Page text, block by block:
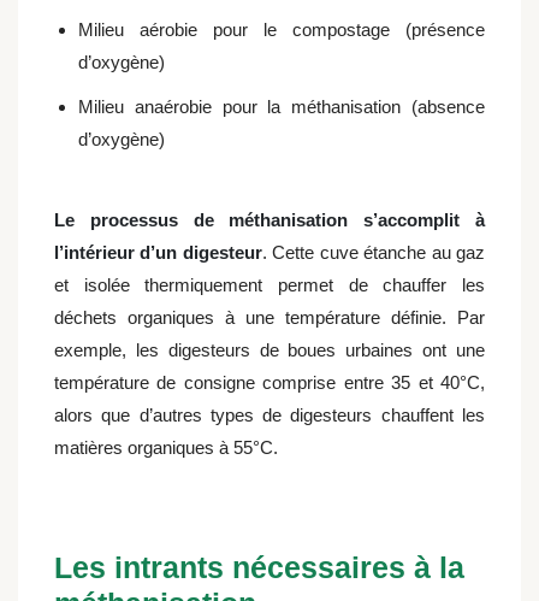
Milieu aérobie pour le compostage (présence
d’oxygène)
Milieu anaérobie pour la méthanisation (absence
d’oxygène)
Le processus de méthanisation s’accomplit à
l’intérieur d’un digesteur. Cette cuve étanche au gaz
et isolée thermiquement permet de chauffer les
déchets organiques à une température définie. Par
exemple, les digesteurs de boues urbaines ont une
température de consigne comprise entre 35 et 40°C,
alors que d’autres types de digesteurs chauffent les
matières organiques à 55°C.
Les intrants nécessaires à la